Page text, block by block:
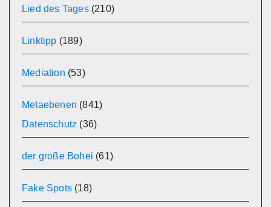
Lied des Tages(210)
Linktipp (189)
Mediation (53)
Metaebenen (841)
Datenschutz (36)
der große Bohei (61)
Fake Spots (18)